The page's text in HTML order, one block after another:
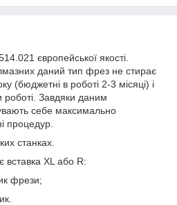
європейської якості.
даний тип фрез не стирає
(бюджетні в роботі 2-3 місяці) і
роботі. Завдяки даним
себе максимально
процедур.
станках.
вставка XL або R:
фрези;